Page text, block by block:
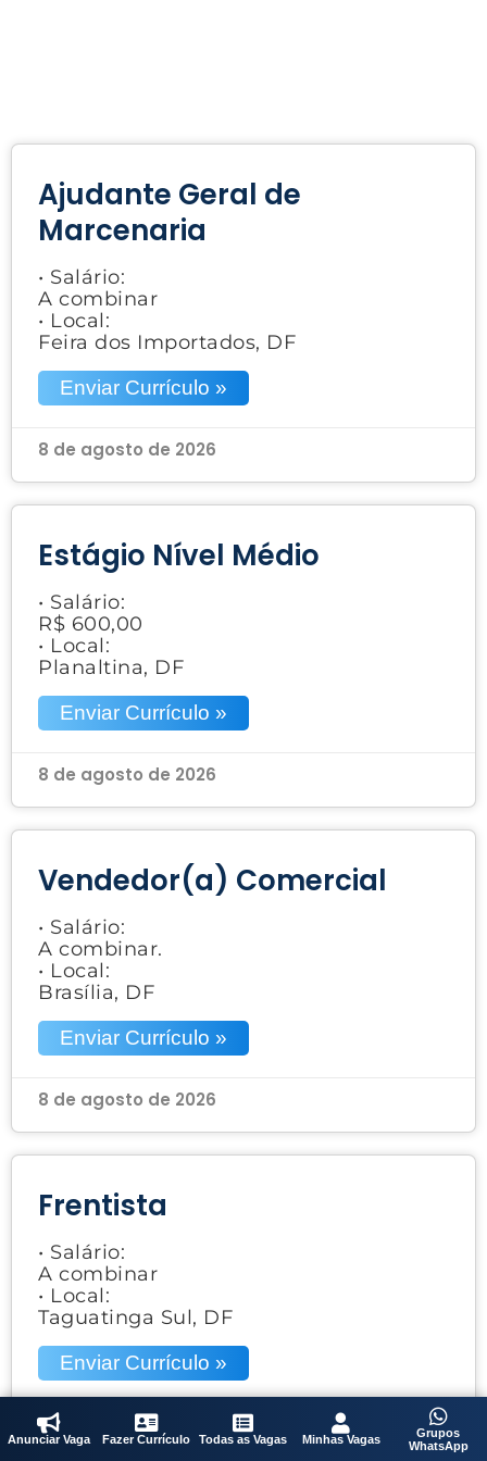
Ajudante Geral de
Marcenaria
• Salário:
A combinar
• Local:
Feira dos Importados, DF
Enviar Currículo »
8 de agosto de 2026
Estágio Nível Médio
• Salário:
R$ 600,00
• Local:
Planaltina, DF
Enviar Currículo »
8 de agosto de 2026
Vendedor(a) Comercial
• Salário:
A combinar.
• Local:
Brasília, DF
Enviar Currículo »
8 de agosto de 2026
Frentista
• Salário:
A combinar
• Local:
Taguatinga Sul, DF
Enviar Currículo »
8 de agosto de 2026
Anunciar Vaga Fazer Currículo Todas as Vagas Minhas Vagas
Grupos
WhatsApp